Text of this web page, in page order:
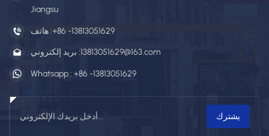
Jiangsu
هاتف :+86 -13813051629
بريد إلكتروني :13813051629@163.com
Whatsapp : +86 -13813051629